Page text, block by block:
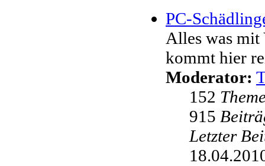
PC-
Alles was mit
kommt hier
Moderator:
152
915
Letzter